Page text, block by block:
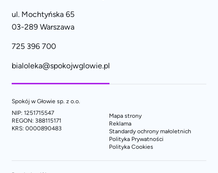
ul. Mochtyńska 65
03-289 Warszawa
725 396 700
bialoleka@spokojwglowie.pl
Spokój w Głowie sp. z o.o.
NIP: 1251715547
REGON: 388115171
KRS: 0000890483
Mapa strony
Reklama
Standardy ochrony małoletnich
Polityka Prywatności
Polityka Cookies